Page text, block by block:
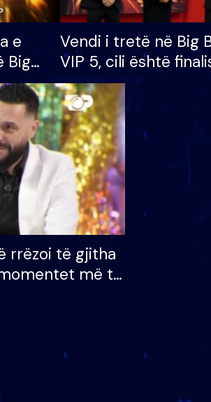
e
Big
100
Vendi i tretë në Big
VIP 5, cili është
radhës që lë shtëpinë
rrëzoi të gjitha
më të
kur…